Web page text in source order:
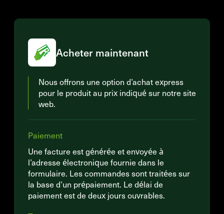
Acheter maintenant
Nous offrons une option d’achat express
pour le produit au prix indiqué sur notre site
web.
Paiement
Une facture est générée et envoyée à
l’adresse électronique fournie dans le
formulaire. Les commandes sont traitées sur
la base d’un prépaiement. Le délai de
paiement est de deux jours ouvrables.